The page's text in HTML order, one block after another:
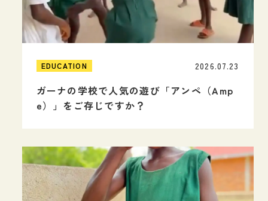
EDUCATION
ガーナの学校で人気の遊び「アンペ（Amp
e）」をご存じですか？
2026.07.23